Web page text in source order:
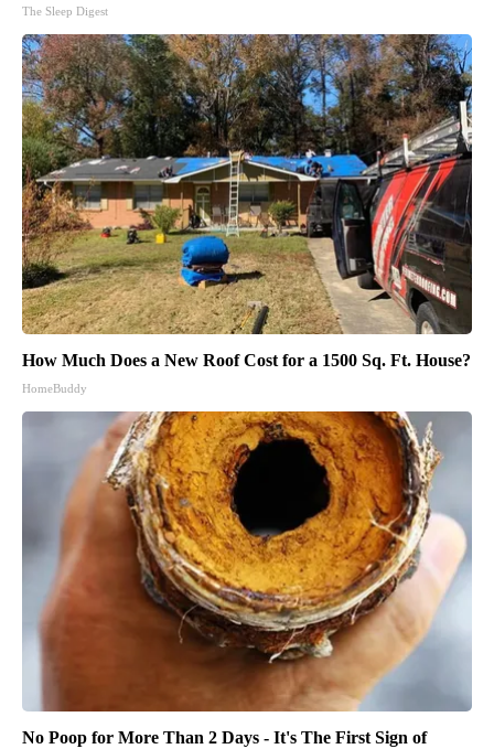
The Sleep Digest
How Much Does a New Roof Cost for a 1500 Sq. Ft. House?
HomeBuddy
No Poop for More Than 2 Days - It's The First Sign of